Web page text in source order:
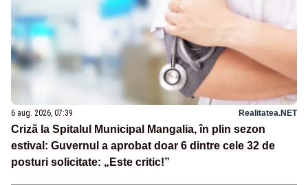
6 aug. 2026, 07:39 Realitatea.NET
Criză la Spitalul Municipal Mangalia, în plin sezon
estival: Guvernul a aprobat doar 6 dintre cele 32 de
posturi solicitate: „Este critic!”